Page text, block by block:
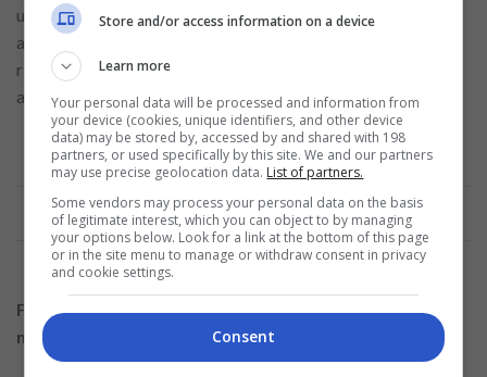
una visione più chiara delle performance aziendali. Questo
allineamento migliora anche la capacità decisionale,
riducendo potenziali discrepanze tra i dati e le strategie
aziendali.
Formare i collaboratori sull’uso corretto della carta
minimizza rischi e malintesi
Store and/or access information on a device
Learn more
Your personal data will be processed and information from
your device (cookies, unique identifiers, and other device
data) may be stored by, accessed by and shared with 198
partners, or used specifically by this site. We and our partners
may use precise geolocation data. List of partners.
Some vendors may process your personal data on the basis
of legitimate interest, which you can object to by managing
your options below. Look for a link at the bottom of this page
or in the site menu to manage or withdraw consent in privacy
and cookie settings.
Consent